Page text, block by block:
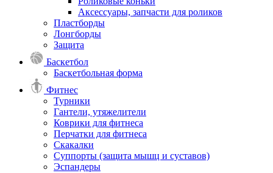
Аксессуары, запчасти для роликов
Пластборды
Лонгборды
Защита
Баскетбол
Баскетбольная форма
Фитнес
Турники
Гантели, утяжелители
Коврики для фитнеса
Перчатки для фитнеса
Скакалки
Суппорты (защита мышц и суставов)
Эспандеры